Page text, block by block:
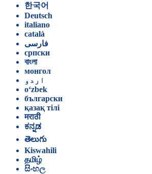
한국어
Deutsch
italiano
català
فارسی
српски
বাংলা
монгол
اردو
o‘zbek
български
қазақ тілі
मराठी
ಕನ್ನಡ
తెలుగు
Kiswahili
தமிழ்
සිංහල